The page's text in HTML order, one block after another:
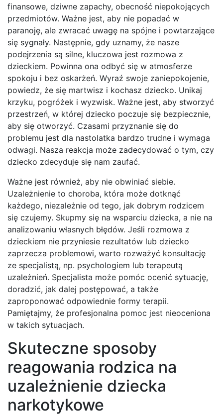
finansowe, dziwne zapachy, obecność niepokojących
przedmiotów. Ważne jest, aby nie popadać w
paranoję, ale zwracać uwagę na spójne i powtarzające
się sygnały. Następnie, gdy uznamy, że nasze
podejrzenia są silne, kluczowa jest rozmowa z
dzieckiem. Powinna ona odbyć się w atmosferze
spokoju i bez oskarżeń. Wyraź swoje zaniepokojenie,
powiedz, że się martwisz i kochasz dziecko. Unikaj
krzyku, pogróżek i wyzwisk. Ważne jest, aby stworzyć
przestrzeń, w której dziecko poczuje się bezpiecznie,
aby się otworzyć. Czasami przyznanie się do
problemu jest dla nastolatka bardzo trudne i wymaga
odwagi. Nasza reakcja może zadecydować o tym, czy
dziecko zdecyduje się nam zaufać.
Ważne jest również, aby nie obwiniać siebie.
Uzależnienie to choroba, która może dotknąć
każdego, niezależnie od tego, jak dobrym rodzicem
się czujemy. Skupmy się na wsparciu dziecka, a nie na
analizowaniu własnych błędów. Jeśli rozmowa z
dzieckiem nie przyniesie rezultatów lub dziecko
zaprzecza problemowi, warto rozważyć konsultację
ze specjalistą, np. psychologiem lub terapeutą
uzależnień. Specjalista może pomóc ocenić sytuację,
doradzić, jak dalej postępować, a także
zaproponować odpowiednie formy terapii.
Pamiętajmy, że profesjonalna pomoc jest nieoceniona
w takich sytuacjach.
Skuteczne sposoby
reagowania rodzica na
uzależnienie dziecka
narkotykowe